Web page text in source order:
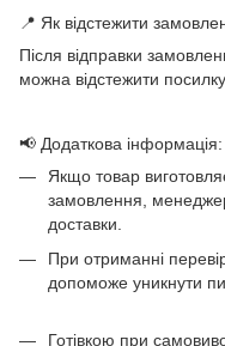
📍 Як відстежити
Після відправки
можна відстежити
📢 Додаткова інформація:
Якщо товар
замовлення,
доставки.
При отриманні
допоможе уникнути
Готівкою при